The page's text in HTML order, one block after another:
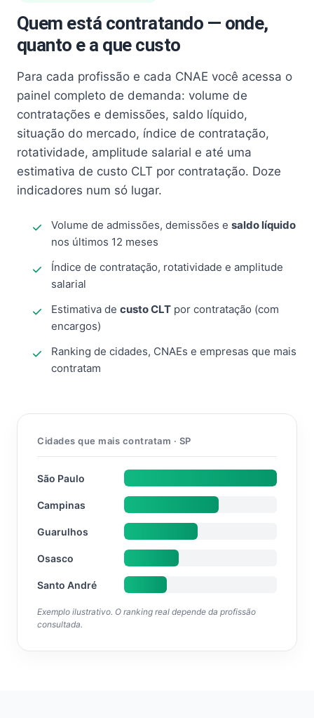
Quem está contratando — onde,
quanto e a que custo
Para cada profissão e cada CNAE você acessa o
painel completo de demanda: volume de
contratações e demissões, saldo líquido,
situação do mercado, índice de contratação,
rotatividade, amplitude salarial e até uma
estimativa de custo CLT por contratação. Doze
indicadores num só lugar.
Volume de admissões, demissões e saldo líquido
nos últimos 12 meses
Índice de contratação, rotatividade e amplitude
salarial
Estimativa de custo CLT por contratação (com
encargos)
Ranking de cidades, CNAEs e empresas que mais
contratam
Cidades que mais contratam · SP
São Paulo
Campinas
Guarulhos
Osasco
Santo André
Exemplo ilustrativo. O ranking real depende da profissão
consultada.